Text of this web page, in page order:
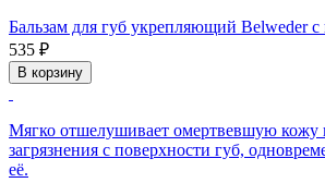
Бальзам для губ укрепляющий Belweder с
535 ₽
В корзину
Мягко отшелушивает омертвевшую кожу
загрязнения с поверхности губ,
её.